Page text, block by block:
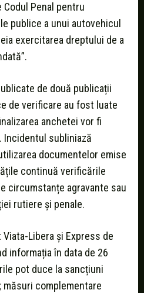
Penal pentru
publice a unui autovehicul
exercitarea dreptului de a
de două publicații
de verificare au fost luate
anchetei vor fi
Incidentul subliniază
documentelor emise
continuă verificările
circumstanțe agravante sau
rutiere și penale.
Libera și Express de
informația în data de 26
pot duce la sancțiuni
complementare